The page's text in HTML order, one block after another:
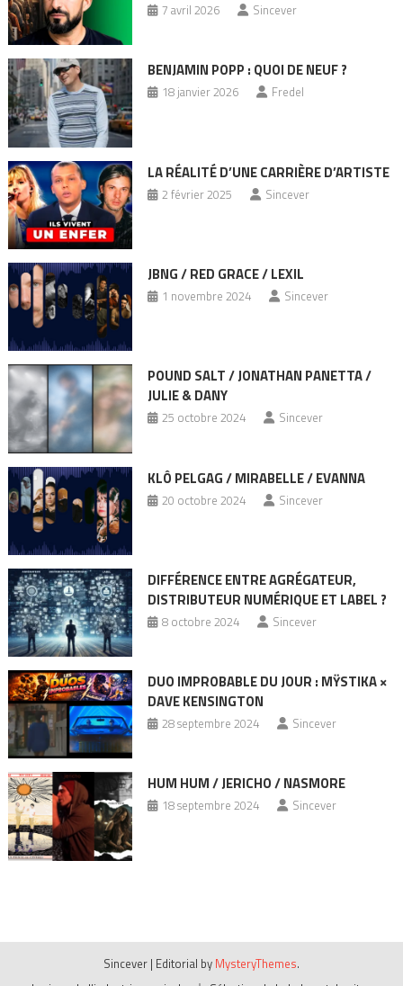
7 avril 2026 Sincever
BENJAMIN POPP : QUOI DE NEUF ?
18 janvier 2026 Fredel
LA RÉALITÉ D’UNE CARRIÈRE D’ARTISTE
2 février 2025 Sincever
JBNG / RED GRACE / LEXIL
1 novembre 2024 Sincever
POUND SALT / JONATHAN PANETTA /
JULIE & DANY
25 octobre 2024 Sincever
KLÔ PELGAG / MIRABELLE / EVANNA
20 octobre 2024 Sincever
DIFFÉRENCE ENTRE AGRÉGATEUR,
DISTRIBUTEUR NUMÉRIQUE ET LABEL ?
8 octobre 2024 Sincever
DUO IMPROBABLE DU JOUR : MŸSTIKA ×
DAVE KENSINGTON
28 septembre 2024 Sincever
HUM HUM / JERICHO / NASMORE
18 septembre 2024 Sincever
Sincever | Editorial by MysteryThemes.